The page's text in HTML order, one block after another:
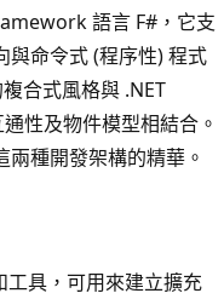
語言 F#，它支
與命令式 (程序性) 程式
合式風格與 .NET
性及物件模型相結合。
種開發架構的精華。
具，可用來建立擴充